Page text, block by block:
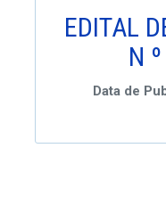
EDITAL
N
Data de